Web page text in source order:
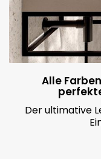
Alle
Der ultimative